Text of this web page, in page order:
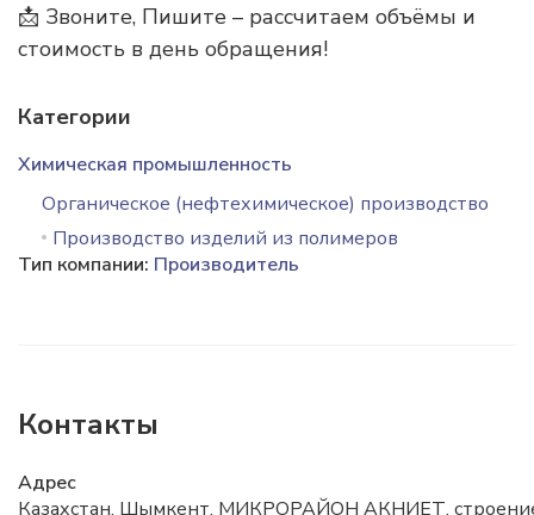
📩 Звоните, Пишите – рассчитаем объёмы и
стоимость в день обращения!
Категории
Химическая промышленность
Органическое (нефтехимическое) производство
Производство изделий из полимеров
Тип компании: Производитель
Контакты
Адрес
Казахстан, Шымкент, МИКРОРАЙОН АКНИЕТ,